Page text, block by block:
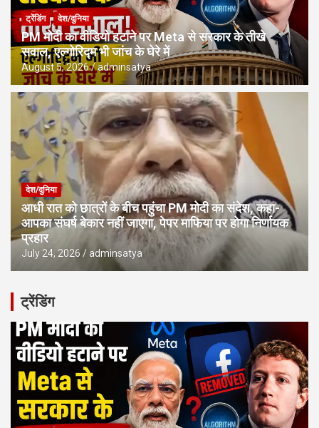
ट्रेंडिंग देश/दुनिया
PM मोदी का वीडियो हटाने पर Meta से सरकार के तीखे
सवाल, एल्गोरिद्म भी जांच के घेरे में
August 5, 2026 adminsatya
देश/दुनिया
आधी रात को छात्रों के बीच पहुंचा PM मोदी का संदेश, कहा-
आपका संघर्ष बेकार नहीं जाएगा, पेपर माफिया पर होगा निर्णायक
प्रहार
July 24, 2026 adminsatya
ट्रेंडिंग